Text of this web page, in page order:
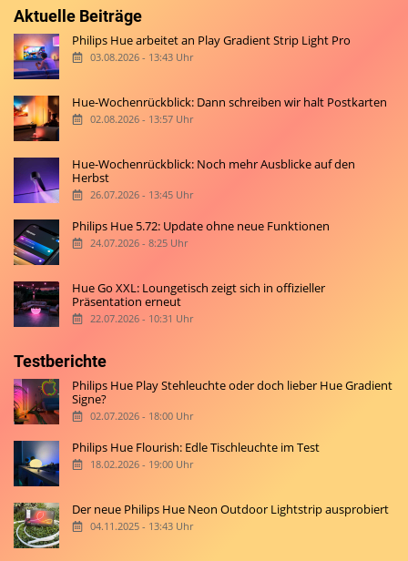
Aktuelle Beiträge
Philips Hue arbeitet an Play Gradient Strip Light Pro
03.08.2026 - 13:43 Uhr
Hue-Wochenrückblick: Dann schreiben wir halt Postkarten
02.08.2026 - 13:57 Uhr
Hue-Wochenrückblick: Noch mehr Ausblicke auf den
Herbst
26.07.2026 - 13:45 Uhr
Philips Hue 5.72: Update ohne neue Funktionen
24.07.2026 - 8:25 Uhr
Hue Go XXL: Loungetisch zeigt sich in offizieller
Präsentation erneut
22.07.2026 - 10:31 Uhr
Testberichte
Philips Hue Play Stehleuchte oder doch lieber Hue Gradient
Signe?
02.07.2026 - 18:00 Uhr
Philips Hue Flourish: Edle Tischleuchte im Test
18.02.2026 - 19:00 Uhr
Der neue Philips Hue Neon Outdoor Lightstrip ausprobiert
04.11.2025 - 13:43 Uhr